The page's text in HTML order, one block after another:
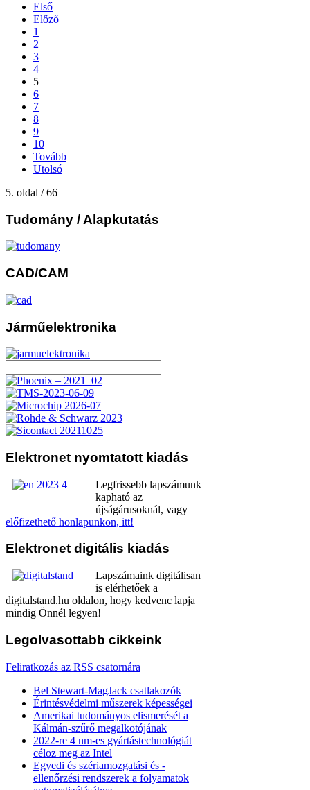
Első
Előző
1
2
3
4
5
6
7
8
9
10
Tovább
Utolsó
5. oldal / 66
Tudomány / Alapkutatás
CAD/CAM
Járműelektronika
Elektronet nyomtatott kiadás
Legfrissebb lapszámunk
kapható az
újságárusoknál, vagy
előfizethető honlapunkon, itt!
Elektronet digitális kiadás
Lapszámaink digitálisan
is elérhetőek a
digitalstand.hu oldalon, hogy kedvenc lapja
mindig Önnél legyen!
Legolvasottabb cikkeink
Feliratkozás az RSS csatornára
Bel Stewart-MagJack csatlakozók
Érintésvédelmi műszerek képességei
Amerikai tudományos elismerését a
Kálmán-szűrő megalkotójának
2022-re 4 nm-es gyártástechnológiát
céloz meg az Intel
Egyedi és szériamozgatási és -
ellenőrzési rendszerek a folyamatok